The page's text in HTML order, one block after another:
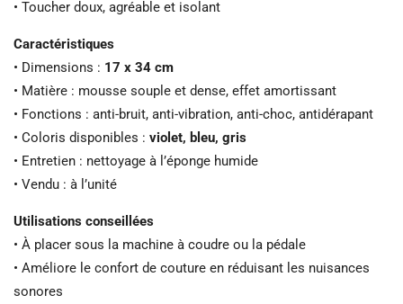
• Toucher doux, agréable et isolant
Caractéristiques
• Dimensions : 17 x 34 cm
• Matière : mousse souple et dense, effet amortissant
• Fonctions : anti-bruit, anti-vibration, anti-choc, antidérapant
• Coloris disponibles : violet, bleu, gris
• Entretien : nettoyage à l’éponge humide
• Vendu : à l’unité
Utilisations conseillées
• À placer sous la machine à coudre ou la pédale
• Améliore le confort de couture en réduisant les nuisances
sonores